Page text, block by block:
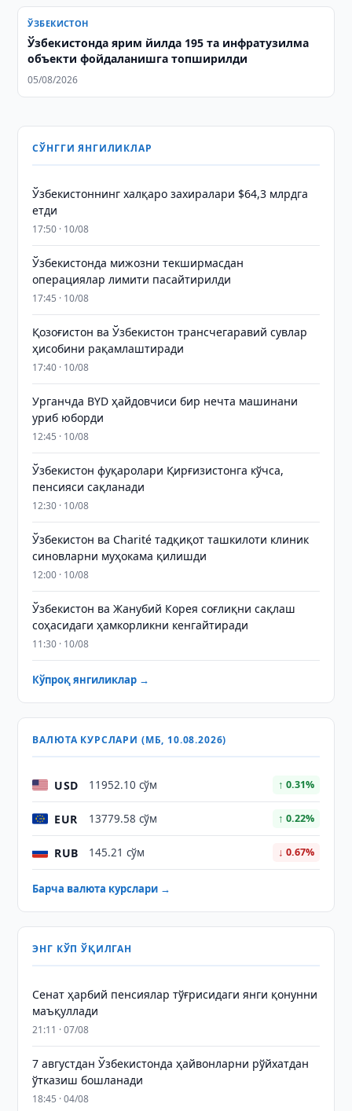
ЎЗБЕКИСТОН
Ўзбекистонда ярим йилда 195 та инфратузилма
объекти фойдаланишга топширилди
05/08/2026
СЎНГГИ ЯНГИЛИКЛАР
Ўзбекистоннинг халқаро захиралари $64,3 млрдга
етди
17:50 · 10/08
Ўзбекистонда мижозни текширмасдан
операциялар лимити пасайтирилди
17:45 · 10/08
Қозоғистон ва Ўзбекистон трансчегаравий сувлар
ҳисобини рақамлаштиради
17:40 · 10/08
Урганчда BYD ҳайдовчиси бир нечта машинани
уриб юборди
12:45 · 10/08
Ўзбекистон фуқаролари Қирғизистонга кўчса,
пенсияси сақланади
12:30 · 10/08
Ўзбекистон ва Charité тадқиқот ташкилоти клиник
синовларни муҳокама қилишди
12:00 · 10/08
Ўзбекистон ва Жанубий Корея соғлиқни сақлаш
соҳасидаги ҳамкорликни кенгайтиради
11:30 · 10/08
Кўпроқ янгиликлар →
ВАЛЮТА КУРСЛАРИ (МБ, 10.08.2026)
USD 11952.10 сўм ↑ 0.31%
EUR 13779.58 сўм ↑ 0.22%
RUB 145.21 сўм ↓ 0.67%
Барча валюта курслари →
ЭНГ КЎП ЎҚИЛГАН
Сенат ҳарбий пенсиялар тўғрисидаги янги қонунни
маъқуллади
21:11 · 07/08
7 августдан Ўзбекистонда ҳайвонларни рўйхатдан
ўтказиш бошланади
18:45 · 04/08